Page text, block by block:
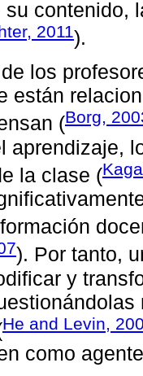
contenido,
2011).
los
están
(Borg,
aprendizaje,
la clase (
). Por tanto,
y
He and Levin,
como